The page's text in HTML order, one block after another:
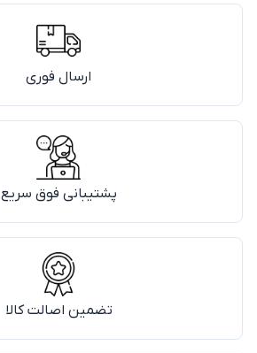
ارسال فوری
پشتیبانی فوق سریع
تضمین اصالت کالا